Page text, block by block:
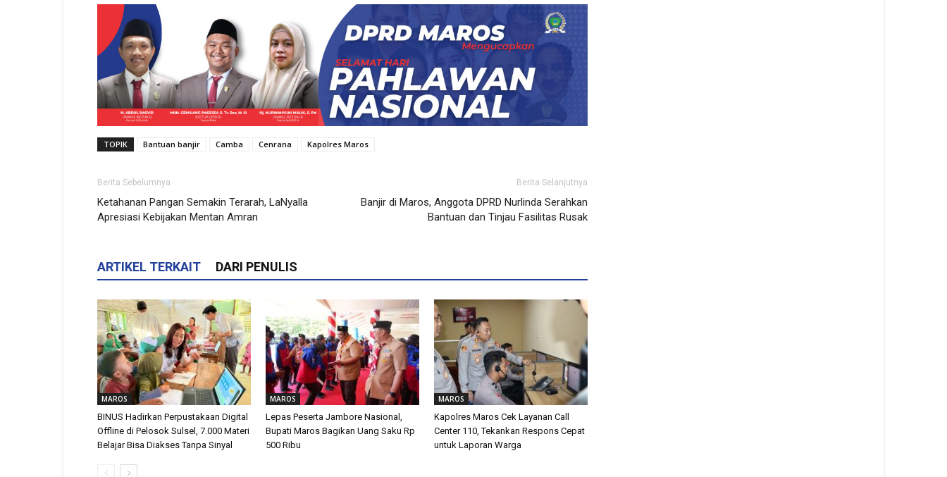
TOPIK Bantuan banjir Camba Cenrana Kapolres Maros
Berita Sebelumnya
Ketahanan Pangan Semakin Terarah, LaNyalla
Apresiasi Kebijakan Mentan Amran
Berita Selanjutnya
Banjir di Maros, Anggota DPRD Nurlinda Serahkan
Bantuan dan Tinjau Fasilitas Rusak
ARTIKEL TERKAIT DARI PENULIS
MAROS
BINUS Hadirkan Perpustakaan Digital
Offline di Pelosok Sulsel, 7.000 Materi
Belajar Bisa Diakses Tanpa Sinyal
MAROS
Lepas Peserta Jambore Nasional,
Bupati Maros Bagikan Uang Saku Rp
500 Ribu
MAROS
Kapolres Maros Cek Layanan Call
Center 110, Tekankan Respons Cepat
untuk Laporan Warga